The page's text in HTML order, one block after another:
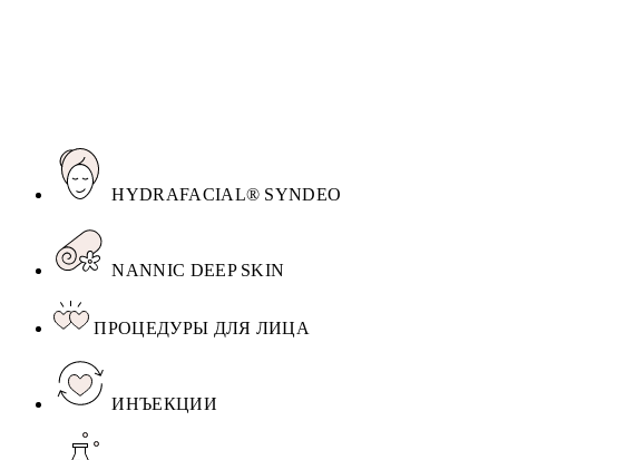
HYDRAFACIAL® SYNDEO
NANNIC DEEP SKIN
ПРОЦЕДУРЫ ДЛЯ ЛИЦА
ИНЪЕКЦИИ